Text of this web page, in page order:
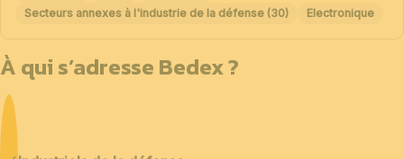
Secteurs annexes à l'industrie de la défense (30)
Electronique
À qui s’adresse Bedex ?